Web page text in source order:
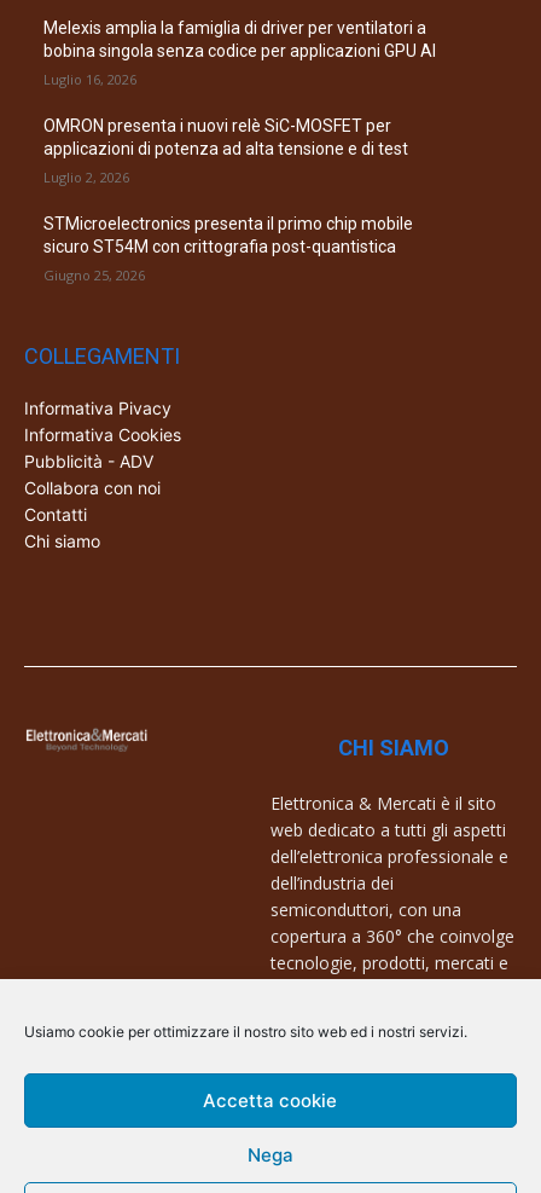
Usiamo cookie per ottimizzare il nostro sito web ed i nostri servizi.
Accetta cookie
Nega
Melexis amplia la famiglia di driver per ventilatori a
bobina singola senza codice per applicazioni GPU AI
Luglio 16, 2026
OMRON presenta i nuovi relè SiC-MOSFET per
applicazioni di potenza ad alta tensione e di test
Luglio 2, 2026
STMicroelectronics presenta il primo chip mobile
sicuro ST54M con crittografia post-quantistica
Giugno 25, 2026
COLLEGAMENTI
Informativa Pivacy
Informativa Cookies
Pubblicità - ADV
Collabora con noi
Contatti
Chi siamo
CHI SIAMO
Elettronica & Mercati è il sito
web dedicato a tutti gli aspetti
dell’elettronica professionale e
dell’industria dei
semiconduttori, con una
copertura a 360° che coinvolge
tecnologie, prodotti, mercati e
Contatti:
info@arscommunication.it